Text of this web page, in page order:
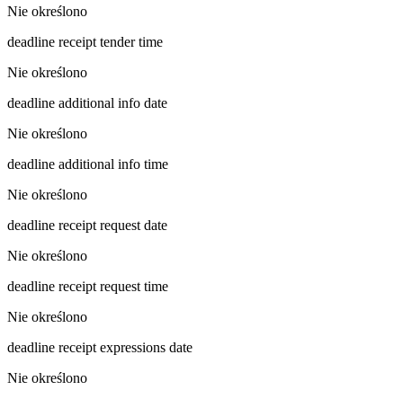
Nie określono
deadline receipt tender time
Nie określono
deadline additional info date
Nie określono
deadline additional info time
Nie określono
deadline receipt request date
Nie określono
deadline receipt request time
Nie określono
deadline receipt expressions date
Nie określono